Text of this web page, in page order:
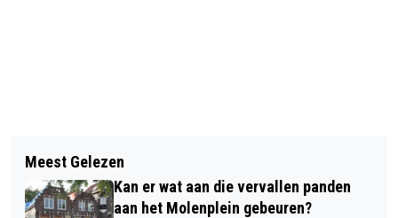
GEMEENTE ONDERZOEKT OPNIEUW
GELUIDSOVERLAST A28
BERG WEGWERPPLASTIC NA
HORECAFEEST BOERENMAANDAG
Meest Gelezen
Kan er wat aan die vervallen panden
aan het Molenplein gebeuren?